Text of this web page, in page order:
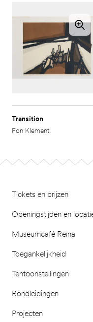
Transition
Fon Klement
Tickets en prijzen
Openingstijden en
Museumcafé Reina
Toegankelijkheid
Tentoonstellingen
Rondleidingen
Projecten